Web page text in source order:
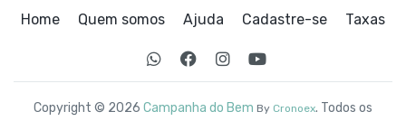
Home Quem somos Ajuda Cadastre-se Taxas
Copyright © 2026 Campanha do Bem By Cronoex. Todos os